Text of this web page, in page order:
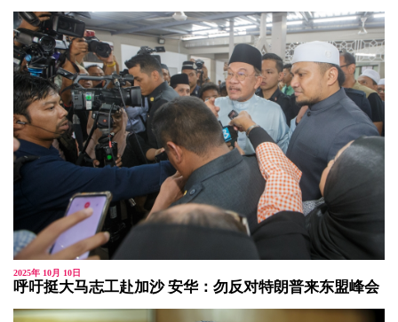
2025年 10月 10日
呼吁挺大马志工赴加沙 安华：勿反对特朗普来东盟峰会